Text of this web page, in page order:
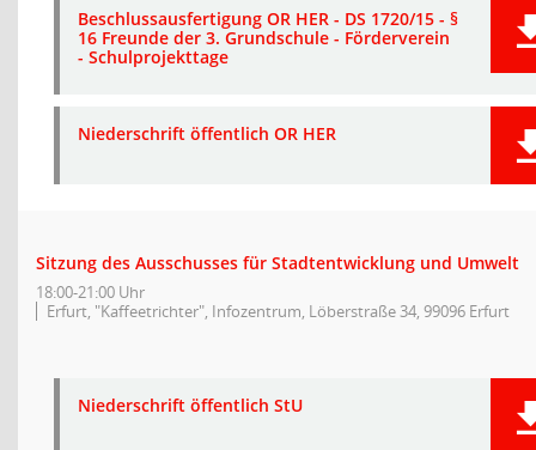
Beschlussausfertigung OR HER - DS 1720/15 - §
16 Freunde der 3. Grundschule - Förderverein
- Schulprojekttage
Niederschrift öffentlich OR HER
Sitzung des Ausschusses für Stadtentwicklung und Umwelt
18:00-21:00 Uhr
Erfurt, "Kaffeetrichter", Infozentrum, Löberstraße 34, 99096 Erfurt
Niederschrift öffentlich StU